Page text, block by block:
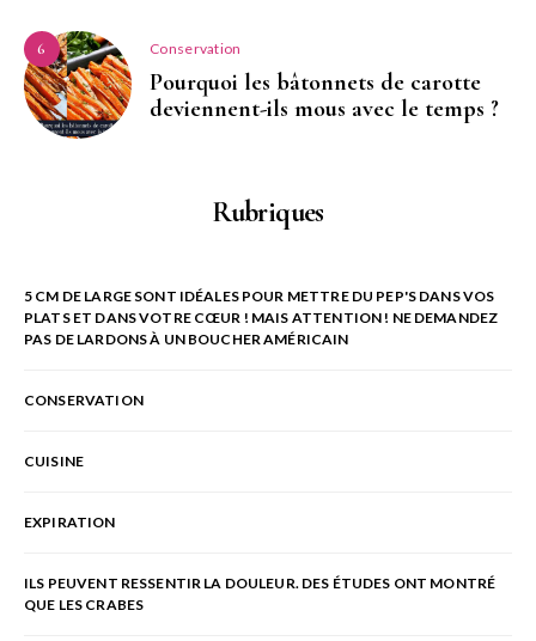
6 Conservation
Pourquoi les bâtonnets de carotte
deviennent-ils mous avec le temps ?
Rubriques
5 CM DE LARGE SONT IDÉALES POUR METTRE DU PEP'S DANS VOS
PLATS ET DANS VOTRE CŒUR ! MAIS ATTENTION ! NE DEMANDEZ
PAS DE LARDONS À UN BOUCHER AMÉRICAIN
CONSERVATION
CUISINE
EXPIRATION
ILS PEUVENT RESSENTIR LA DOULEUR. DES ÉTUDES ONT MONTRÉ
QUE LES CRABES